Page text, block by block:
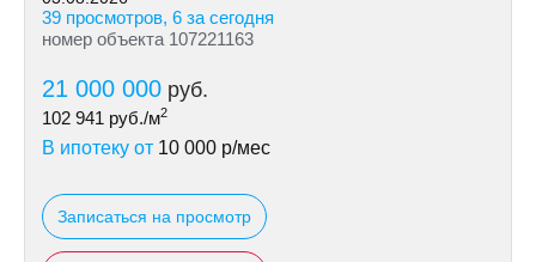
39 просмотров, 6 за сегодня
номер объекта 107221163
21 000 000 руб.
102 941 руб./м2
В ипотеку от 10 000 р/мес
Записаться на просмотр